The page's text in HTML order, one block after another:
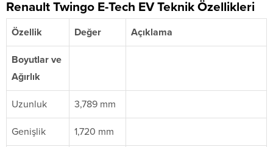
Renault Twingo E-Tech EV Teknik Özellikleri
Özellik Değer Açıklama
Boyutlar ve
Ağırlık
Uzunluk 3,789 mm
Genişlik 1,720 mm